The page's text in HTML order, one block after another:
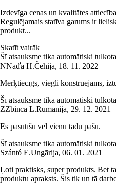
Izdevīga cenas un kvalitātes
Regulējamais statīva garums ir
produkt...
Skatīt vairāk
Šī atsauksme tika automātiski
NNaďa H.Čehija, 18. 11. 2022
Mērķtiecīgs, viegli konstruējams,
Šī atsauksme tika automātiski
ZZbinca L.Rumānija, 29. 12. 2021
Es pasūtīšu vēl vienu tādu pašu.
Šī atsauksme tika automātiski
Szántó E.Ungārija, 06. 01. 2021
Ļoti praktisks, super produkts. Bet
produktu apraksts. Šis tik un tā